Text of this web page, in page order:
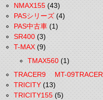
NMAX155(43)
PASシリーズ(4)
PAS中古車(1)
SR400(3)
T-MAX(9)
TMAX560(1)
TRACER9 MT-09TRACER
TRICITY(13)
TRICITY155(5)